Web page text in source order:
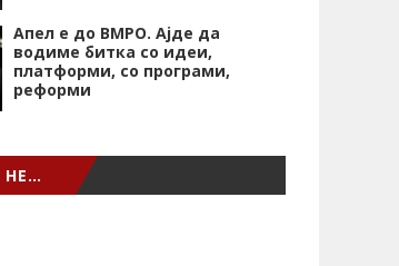
Апел е до ВМРО. Ајде да
водиме битка со идеи,
платформи, со програми,
реформи
НЕ…